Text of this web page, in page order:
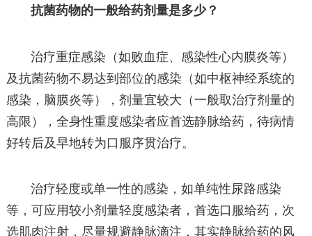
抗菌药物的一般给药剂量是多少？
治疗重症感染（如败血症、感染性心内膜炎等）
及抗菌药物不易达到部位的感染（如中枢神经系统的
感染，脑膜炎等），剂量宜较大（一般取治疗剂量的
高限），全身性重度感染者应首选静脉给药，待病情
好转后及早地转为口服序贯治疗。
治疗轻度或单一性的感染，如单纯性尿路感染
等，可应用较小剂量轻度感染者，首选口服给药，次
选肌肉注射，尽量规避静脉滴注，其实静脉给药的风